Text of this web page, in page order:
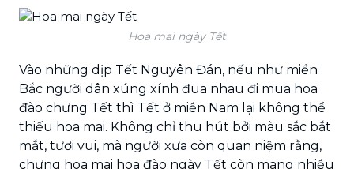
Hoa mai ngày Tết
Vào những dịp Tết Nguyên Đán, nếu như miền
Bắc người dân xúng xính đua nhau đi mua hoa
đào chưng Tết thì Tết ở miền Nam lại không thể
thiếu hoa mai. Không chỉ thu hút bởi màu sắc bắt
mắt, tươi vui, mà người xưa còn quan niệm rằng,
chưng hoa mai hoa đào ngày Tết còn mang nhiều